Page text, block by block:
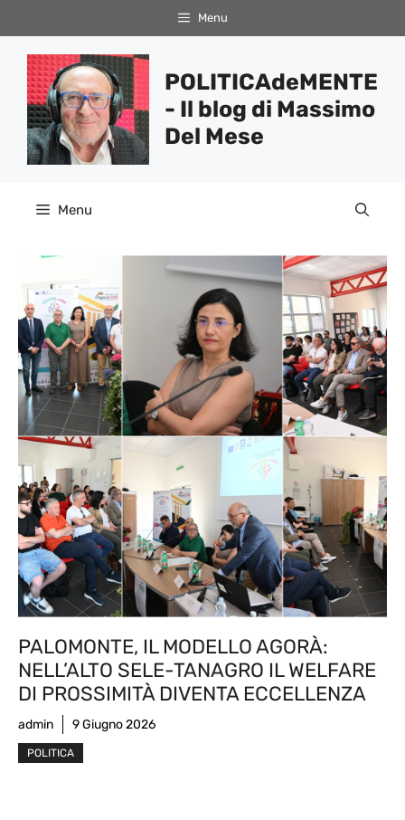
al
contenuto
Menu
POLITICAdeMENTE
- Il blog di Massimo
Del Mese
Menu
PALOMONTE, IL MODELLO AGORÀ:
NELL’ALTO SELE-TANAGRO IL WELFARE
DI PROSSIMITÀ DIVENTA ECCELLENZA
admin 9 Giugno 2026
POLITICA